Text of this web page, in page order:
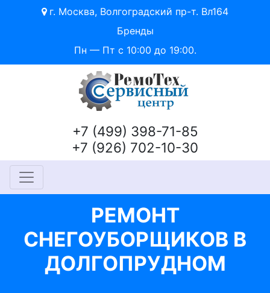
г. Москва, Волгоградский пр-т. Вл164
Бренды
Пн — Пт с 10:00 до 19:00.
+7 (499) 398-71-85
+7 (926) 702-10-30
РЕМОНТ
СНЕГОУБОРЩИКОВ В
ДОЛГОПРУДНОМ